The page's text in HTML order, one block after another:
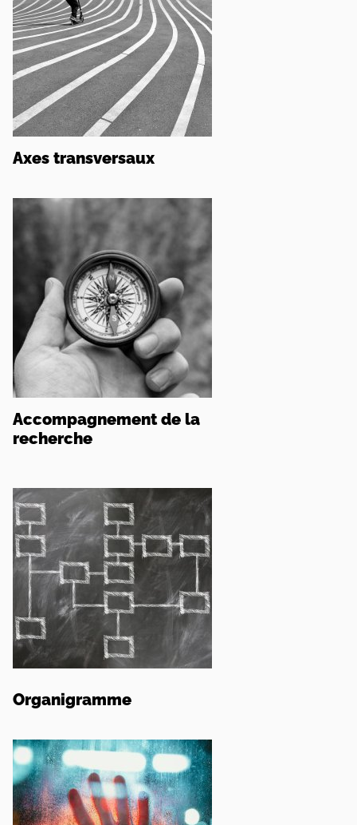
Axes transversaux
Accompagnement de la
recherche
Organigramme